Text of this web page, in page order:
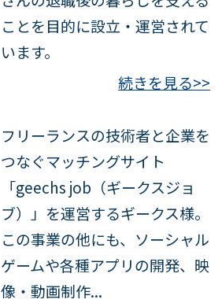
ことを目的に設立・運営されて
います。
続きを見る>>
フリーランスの技術者と企業を
つなぐマッチングサイト
「geechs job（ギークスジョ
ブ）」を運営するギークス様。
この事業の他にも、ソーシャル
ゲームや各種アプリの開発、映
像・動画制作...